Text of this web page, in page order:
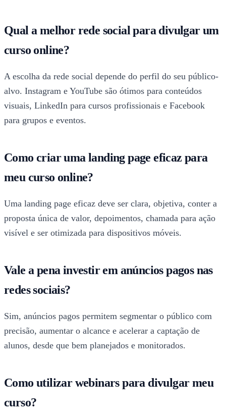
Qual a melhor rede social para divulgar um
curso online?
A escolha da rede social depende do perfil do seu público-
alvo. Instagram e YouTube são ótimos para conteúdos
visuais, LinkedIn para cursos profissionais e Facebook
para grupos e eventos.
Como criar uma landing page eficaz para
meu curso online?
Uma landing page eficaz deve ser clara, objetiva, conter a
proposta única de valor, depoimentos, chamada para ação
visível e ser otimizada para dispositivos móveis.
Vale a pena investir em anúncios pagos nas
redes sociais?
Sim, anúncios pagos permitem segmentar o público com
precisão, aumentar o alcance e acelerar a captação de
alunos, desde que bem planejados e monitorados.
Como utilizar webinars para divulgar meu
curso?